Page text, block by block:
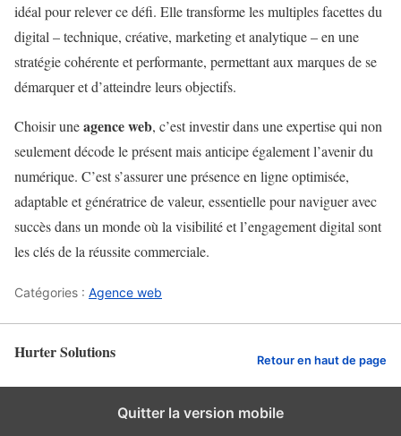
idéal pour relever ce défi. Elle transforme les multiples facettes du
digital – technique, créative, marketing et analytique – en une
stratégie cohérente et performante, permettant aux marques de se
démarquer et d’atteindre leurs objectifs.
Choisir uneagence web, c’est investir dans une expertise qui non
seulement décode le présent mais anticipe également l’avenir du
numérique. C’est s’assurer une présence en ligne optimisée,
adaptable et génératrice de valeur, essentielle pour naviguer avec
succès dans un monde où la visibilité et l’engagement digital sont
les clés de la réussite commerciale.
Catégories : Agence web
Hurter Solutions Retour en haut de page
Quitter la version mobile